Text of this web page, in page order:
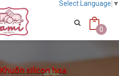
Select Language ▼
0
Khuôn silicon hoa